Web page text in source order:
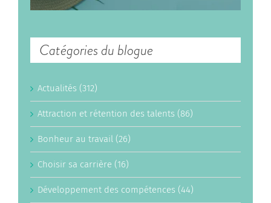
Catégories du blogue
Actualités (312)
Attraction et rétention des talents (86)
Bonheur au travail (26)
Choisir sa carrière (16)
Développement des compétences (44)